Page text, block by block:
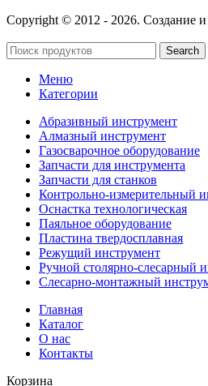
Copyright © 2012 - 2026. Создание
Search
Меню
Категории
Абразивный инструмент
Алмазный инструмент
Газосварочное оборудование
Запчасти для инструмента
Запчасти для станков
Контрольно-измерительный
Оснастка технологическая
Паяльное оборудование
Пластина твердосплавная
Режущий инструмент
Ручной столярно-слесарный
Слесарно-монтажный
Главная
Каталог
О нас
Контакты
Корзина